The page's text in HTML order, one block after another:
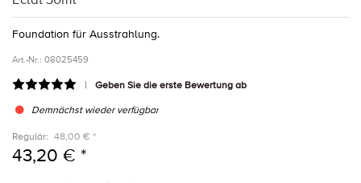
Foundation für Ausstrahlung.
Art.-Nr.: 08025459
Geben Sie die erste Bewertung ab
Demnächst wieder verfügbar
Regulär: 48,00 € *
43,20 € *